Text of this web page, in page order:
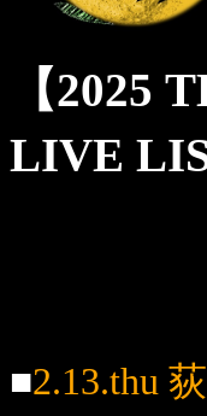
【2025
LIVE
■2.13.thu